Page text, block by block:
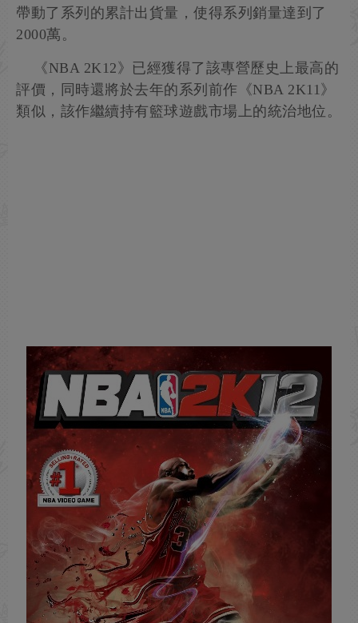
帶動了系列的累計出貨量，使得系列銷量達到了
2000萬。
《NBA 2K12》已經獲得了該專營歷史上最高的
評價，同時還將於去年的系列前作《NBA 2K11》
類似，該作繼續持有籃球遊戲市場上的統治地位。